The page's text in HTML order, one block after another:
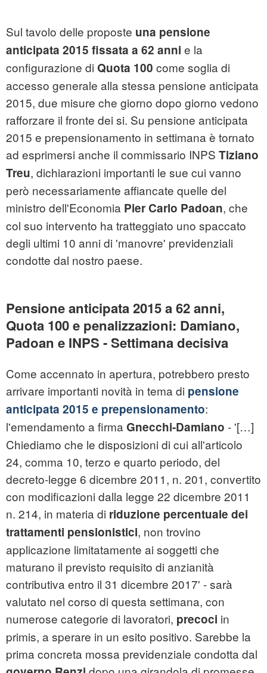
Sul tavolo delle proposte una pensione
anticipata 2015 fissata a 62 anni e la
configurazione di Quota 100 come soglia di
accesso generale alla stessa pensione anticipata
2015, due misure che giorno dopo giorno vedono
rafforzare il fronte dei si. Su pensione anticipata
2015 e prepensionamento in settimana è tornato
ad esprimersi anche il commissario INPS Tiziano
Treu, dichiarazioni importanti le sue cui vanno
però necessariamente affiancate quelle del
ministro dell'Economia Pier Carlo Padoan, che
col suo intervento ha tratteggiato uno spaccato
degli ultimi 10 anni di 'manovre' previdenziali
condotte dal nostro paese.
Pensione anticipata 2015 a 62 anni,
Quota 100 e penalizzazioni: Damiano,
Padoan e INPS - Settimana decisiva
Come accennato in apertura, potrebbero presto
arrivare importanti novità in tema di pensione
anticipata 2015 e prepensionamento:
l'emendamento a firma Gnecchi-Damiano - '[…]
Chiediamo che le disposizioni di cui all'articolo
24, comma 10, terzo e quarto periodo, del
decreto-legge 6 dicembre 2011, n. 201, convertito
con modificazioni dalla legge 22 dicembre 2011
n. 214, in materia di riduzione percentuale dei
trattamenti pensionistici, non trovino
applicazione limitatamente ai soggetti che
maturano il previsto requisito di anzianità
contributiva entro il 31 dicembre 2017' - sarà
valutato nel corso di questa settimana, con
numerose categorie di lavoratori, precoci in
primis, a sperare in un esito positivo. Sarebbe la
prima concreta mossa previdenziale condotta dal